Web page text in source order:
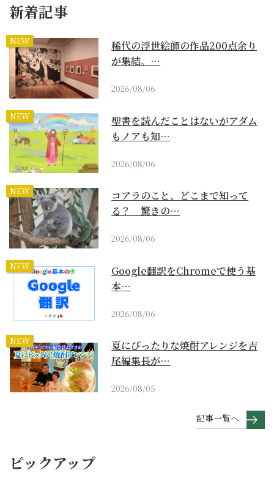
新着記事
NEW
稀代の浮世絵師の作品200点余り
が集結。…
2026/08/06
NEW
聖書を読んだことはないがアダム
もノアも知…
2026/08/06
NEW
コアラのこと、どこまで知って
る？ 驚きの…
2026/08/06
NEW
Google翻訳をChromeで使う基
本…
2026/08/06
NEW
夏にぴったりな焼酎アレンジを吉
尾編集長が…
2026/08/05
記事一覧へ
ピックアップ